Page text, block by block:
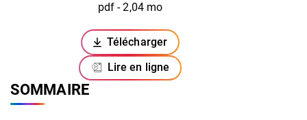
pdf - 2,04 mo
Télécharger
(ouverture dans un nouvel onglet)
Lire en ligne
SOMMAIRE